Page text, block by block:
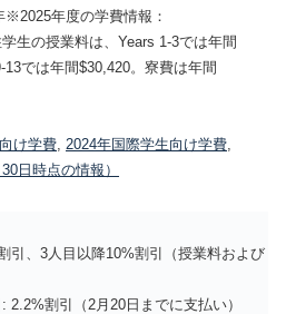
※2025年度の学費情報：
生の授業料は、Years 1-3では年間
では年間$30,420。寮費は年間
け学費 2024年国際学生向け学費
日時点の情報）
引、3人目以降10%割引（授業料および
2.2%割引（2月20日までに支払い）